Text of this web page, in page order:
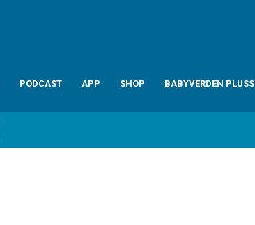
PODCAST APP SHOP BABYVERDEN PLUSS